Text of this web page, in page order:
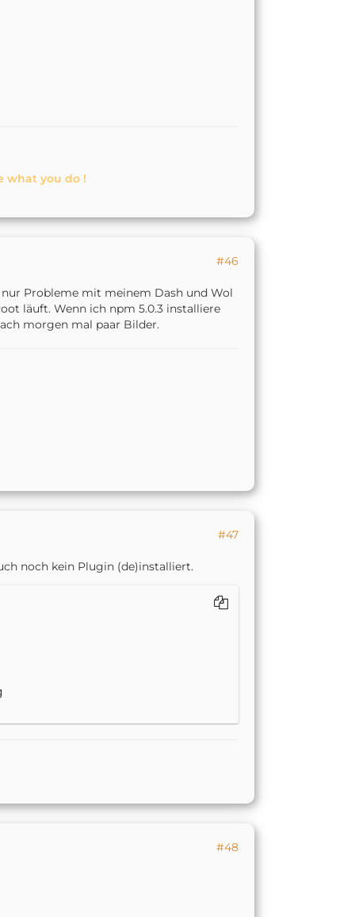
what you do !
#46
Probleme mit meinem Dash und Wol
läuft. Wenn ich npm 5.0.3 installiere
morgen mal paar Bilder.
#47
noch kein Plugin (de)installiert.
#48